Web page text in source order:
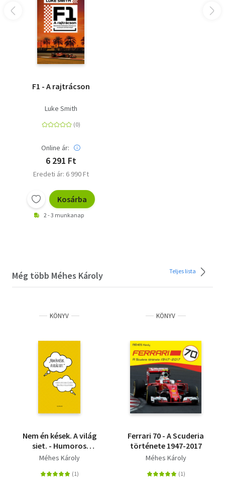
F1 - A rajtrácson
Luke Smith
Online ár:
6 291 Ft
Eredeti ár: 6 990 Ft
Kosárba
2 - 3 munkanap
Még több Méhes Károly Teljes lista
KÖNYV
Nem én kések. A világ
siet. - Humoros
Aforizmagyűjtemény
válogatásában
Méhes Károly
KÖNYV
Ferrari 70 - A Scuderia
története 1947-2017
Méhes Károly